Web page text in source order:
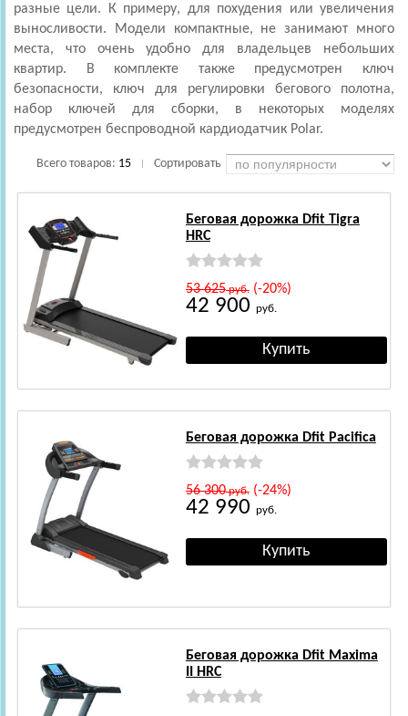
разные цели. К примеру, для похудения или увеличения
выносливости. Модели компактные, не занимают много
места, что очень удобно для владельцев небольших
квартир. В комплекте также предусмотрен ключ
безопасности, ключ для регулировки бегового полотна,
набор ключей для сборки, в некоторых моделях
предусмотрен беспроводной кардиодатчик Polar.
Всего товаров: 15 Сортировать
Беговая дорожка Dfit Tigra
HRC
53 625руб.(-20%)
42 900 руб.
Беговая дорожка Dfit Pacifica
56 300руб.(-24%)
42 990 руб.
Беговая дорожка Dfit Maxima
II HRC